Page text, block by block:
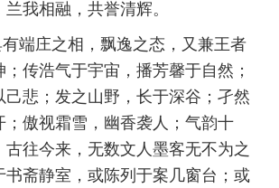
我相融，共誉清辉。
端庄之相，飘逸之态，又兼王者
传浩气于宇宙，播芳馨于自然；
悲；发之山野，长于深谷；孑然
；傲视霜雪，幽香袭人；气韵十
古往今来，无数文人墨客无不为之
书斋静室，或陈列于案几窗台；或